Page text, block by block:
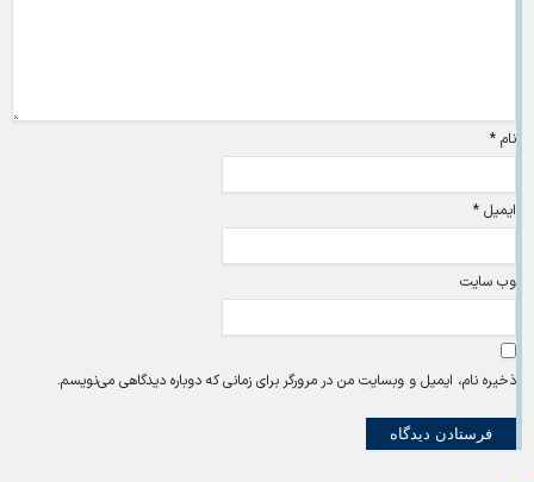
نام *
ایمیل *
وب‌ سایت
ذخیره نام، ایمیل و وبسایت من در مرورگر برای زمانی که دوباره دیدگاهی می‌نویسم.